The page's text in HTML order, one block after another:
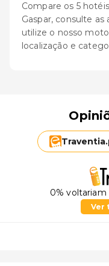
Compare os 5
Gaspar, consulte
utilize o nosso
localização e
Traventia.
0% voltariam
Ver